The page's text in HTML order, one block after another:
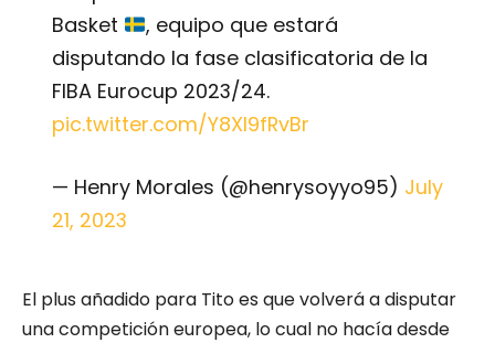
Basket
, equipo que estará
disputando la fase clasificatoria de la
FIBA Eurocup 2023/24.
pic.twitter.com/Y8XI9fRvBr
— Henry Morales (@henrysoyyo95) July
21, 2023
El plus añadido para Tito es que volverá a disputar
una competición europea, lo cual no hacía desde